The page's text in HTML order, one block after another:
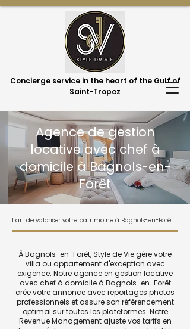
Concierge service in the heart of the Gulf of
Saint-Tropez
Agence de gestion
locative avec chef à
domicile à Bagnols-en-
Forêt
L'art de valoriser votre patrimoine à Bagnols-en-Forêt
À Bagnols-en-Forêt, Style de Vie gère votre
villa ou appartement d'exception avec
exigence. Notre agence en gestion locative
avec chef à domicile à Bagnols-en-Forêt
crée votre annonce avec reportages photos
professionnels et assure son référencement
optimal sur toutes les plateformes. Notre
Revenue Management ajuste vos tarifs en